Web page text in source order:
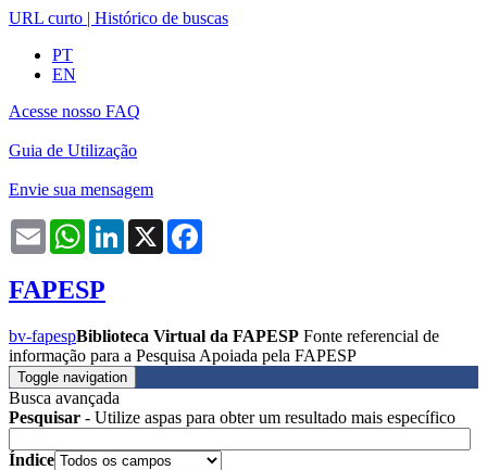
URL curto | Histórico de buscas
PT
EN
Acesse nosso FAQ
Guia de Utilização
Envie sua mensagem
Email WhatsAppLinkedIn
X
FAPESP
bv-fapespBiblioteca Virtual da FAPESP Fonte referencial de
informação para a Pesquisa Apoiada pela FAPESP
Toggle navigation
Busca avançada
Pesquisar - Utilize aspas para obter um resultado mais específico
Índice